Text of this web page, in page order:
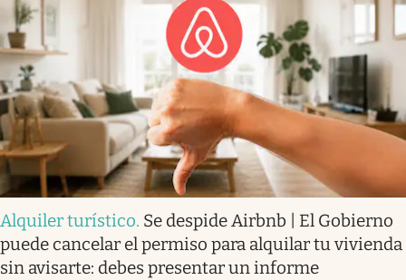
Alquiler turístico. Se despide Airbnb | El Gobierno
puede cancelar el permiso para alquilar tu vivienda
sin avisarte: debes presentar un informe